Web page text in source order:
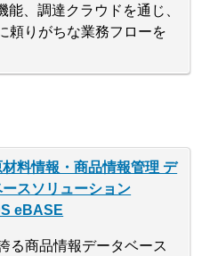
能、調達クラウドを通じ、
頼りがちな業務フローを
料情報・商品情報管理 デ
ースソリューション
eBASE
る商品情報データベース